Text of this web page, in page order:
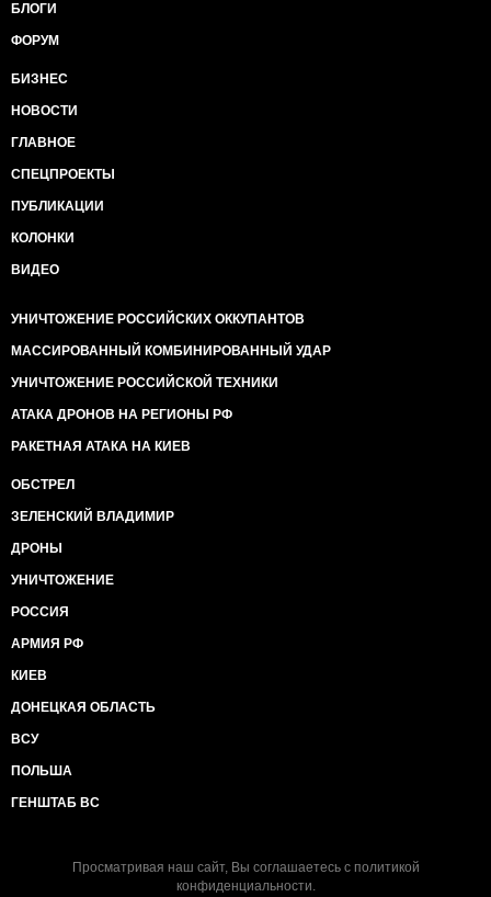
БЛОГИ
ФОРУМ
БИЗНЕС
НОВОСТИ
ГЛАВНОЕ
СПЕЦПРОЕКТЫ
ПУБЛИКАЦИИ
КОЛОНКИ
ВИДЕО
УНИЧТОЖЕНИЕ РОССИЙСКИХ ОККУПАНТОВ
МАССИРОВАННЫЙ КОМБИНИРОВАННЫЙ УДАР
УНИЧТОЖЕНИЕ РОССИЙСКОЙ ТЕХНИКИ
АТАКА ДРОНОВ НА РЕГИОНЫ РФ
РАКЕТНАЯ АТАКА НА КИЕВ
ОБСТРЕЛ
ЗЕЛЕНСКИЙ ВЛАДИМИР
ДРОНЫ
УНИЧТОЖЕНИЕ
РОССИЯ
АРМИЯ РФ
КИЕВ
ДОНЕЦКАЯ ОБЛАСТЬ
ВСУ
ПОЛЬША
ГЕНШТАБ ВС
Просматривая наш сайт, Вы соглашаетесь с политикой
конфиденциальности.